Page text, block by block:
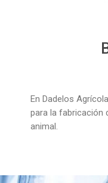
En Dadelos
para la fabricación
animal.